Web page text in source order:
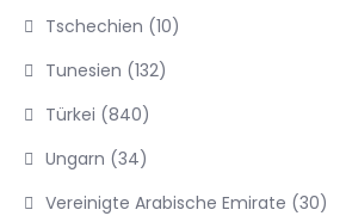
Tschechien (10)
Tunesien (132)
Türkei (840)
Ungarn (34)
Vereinigte Arabische Emirate (30)